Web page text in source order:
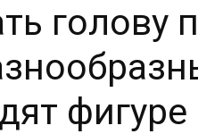
голову
фигуре